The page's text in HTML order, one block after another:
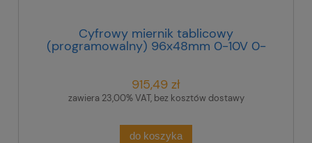
Cyfrowy miernik tablicowy
(programowalny) 96x48mm 0-10V 0-
20mA 0-60mV R, Pt, 2 wej.
915,49 zł
zawiera 23,00% VAT, bez kosztów dostawy
do koszyka